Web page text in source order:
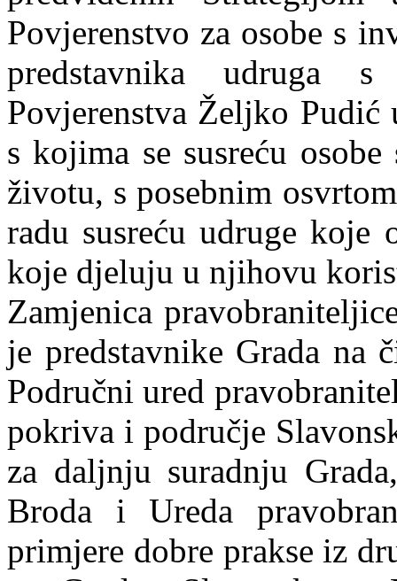
Povjerenstvo za osobe s
predstavnika udruga s
Povjerenstva Željko Pudić
s kojima se susreću
životu, s posebnim
radu susreću udruge
koje djeluju u njihovu
Zamjenica
je predstavnike Grada na
Područni ured
pokriva i područje
za daljnju suradnju
Broda i Ureda
primjere dobre prakse iz